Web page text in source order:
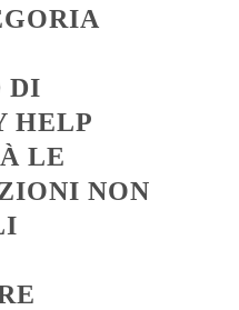
DI
HELP
LE
NON